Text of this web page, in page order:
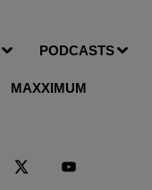
PODCASTS
MAXXIMUM